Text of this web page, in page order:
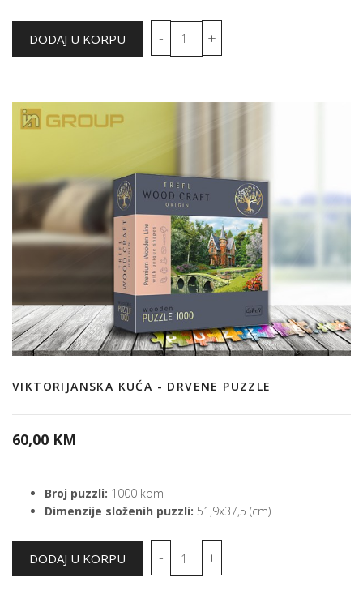
VIKTORIJANSKA KUĆA - DRVENE PUZZLE
60,00 KM
Broj puzzli: 1000 kom
Dimenzije složenih puzzli: 51,9x37,5 (cm)